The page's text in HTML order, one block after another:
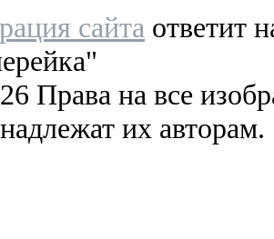
сайта ответит
Права на все
их авторам.